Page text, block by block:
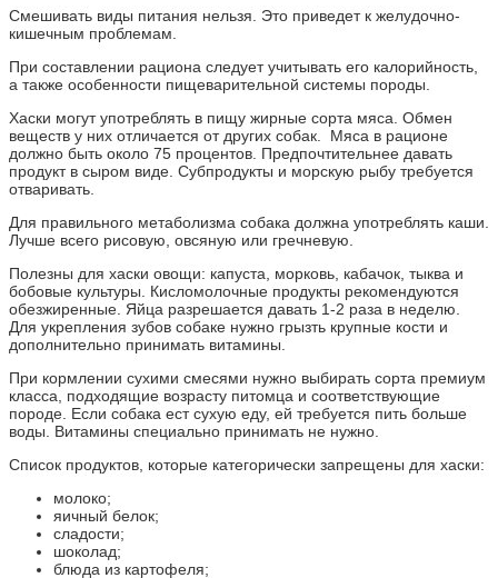
Смешивать виды питания нельзя. Это приведет к желудочно-
кишечным проблемам.
При составлении рациона следует учитывать его калорийность,
а также особенности пищеварительной системы породы.
Хаски могут употреблять в пищу жирные сорта мяса. Обмен
веществ у них отличается от других собак. Мяса в рационе
должно быть около 75 процентов. Предпочтительнее давать
продукт в сыром виде. Субпродукты и морскую рыбу требуется
отваривать.
Для правильного метаболизма собака должна употреблять каши.
Лучше всего рисовую, овсяную или гречневую.
Полезны для хаски овощи: капуста, морковь, кабачок, тыква и
бобовые культуры. Кисломолочные продукты рекомендуются
обезжиренные. Яйца разрешается давать 1-2 раза в неделю.
Для укрепления зубов собаке нужно грызть крупные кости и
дополнительно принимать витамины.
При кормлении сухими смесями нужно выбирать сорта премиум
класса, подходящие возрасту питомца и соответствующие
породе. Если собака ест сухую еду, ей требуется пить больше
воды. Витамины специально принимать не нужно.
Список продуктов, которые категорически запрещены для хаски:
молоко;
яичный белок;
сладости;
шоколад;
блюда из картофеля;